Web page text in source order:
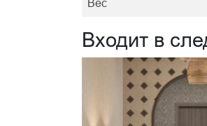
Вес
Входит в